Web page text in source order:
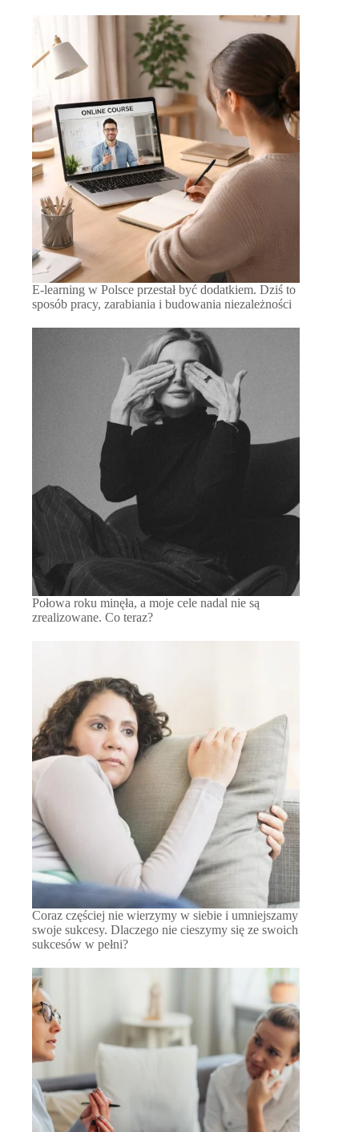
E-learning w Polsce przestał być dodatkiem. Dziś to
sposób pracy, zarabiania i budowania niezależności
Połowa roku minęła, a moje cele nadal nie są
zrealizowane. Co teraz?
Coraz częściej nie wierzymy w siebie i umniejszamy
swoje sukcesy. Dlaczego nie cieszymy się ze swoich
sukcesów w pełni?